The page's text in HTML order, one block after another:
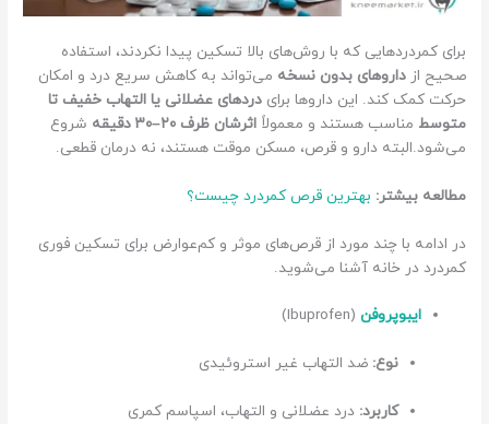
برای کمردردهایی که با روش‌های بالا تسکین پیدا نکردند، استفاده
صحیح ازداروهای بدون نسخه می‌تواند به کاهش سریع درد و امکان
حرکت کمک کند. این داروها برایدردهای عضلانی یا التهاب خفیف تا
متوسط مناسب هستند و معمولاًاثرشان ظرف ۲۰–۳۰ دقیقه
شروع
می‌شود.البته دارو و قرص، مسکن موقت هستند، نه درمان قطعی.
مطالعه بیشتر: بهترین قرص کمردرد چیست؟
در ادامه با چند مورد از قرص‌های موثر و کم‌عوارض برای تسکین فوری
کمردرد در خانه آشنا می‌شوید.
ایبوپروفن (Ibuprofen)
نوع: ضد التهاب غیر استروئیدی
کاربرد: درد عضلانی و التهاب، اسپاسم کمری